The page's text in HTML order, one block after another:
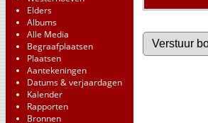
Elders
Albums
Alle Media
Begraafplaatsen
Plaatsen
Aantekeningen
Datums & verjaardagen
Kalender
Rapporten
Bronnen